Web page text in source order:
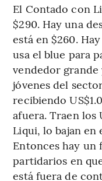
El Contado con
$290. Hay una
está en $260.
usa el blue para
vendedor
jóvenes del
recibiendo
afuera. Traen los
Liqui, lo bajan en
Entonces hay un
partidarios en
está fuera de